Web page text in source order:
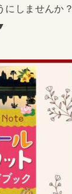
にしませんか？